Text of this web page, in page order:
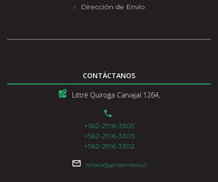
Dirección de Envío
CONTÁCTANOS
Littré Quiroga Carvajal 1264,
+562-2916-3305
+562-2916-3303
+562-2916-3302
rehace@gendarmeria.cl